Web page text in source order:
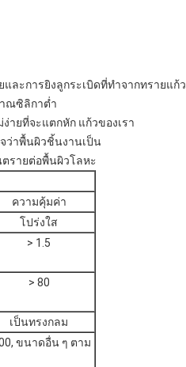
ละการยิงลูกระเบิดที่ทำจากทรายแก้ว
ณซิลิกาต่ำ
ยที่จะแตกหัก แก้วของเรา
ว่าพื้นผิวชิ้นงานเป็น
รายต่อพื้นผิวโลหะ
ความคุ้มค่า
โปร่งใส
> 1.5
> 80
เป็นทรงกลม
ขนาดอื่น ๆ ตาม